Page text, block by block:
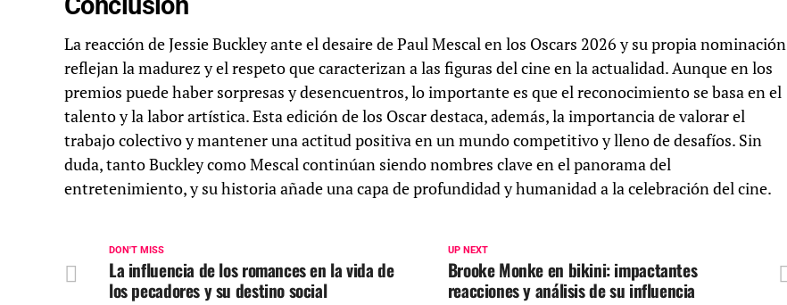
La reacción de Jessie Buckley ante el desaire de Paul Mescal en los Oscars 2026 y su propia nominación
reflejan la madurez y el respeto que caracterizan a las figuras del cine en la actualidad. Aunque en los
premios puede haber sorpresas y desencuentros, lo importante es que el reconocimiento se basa en el
talento y la labor artística. Esta edición de los Oscar destaca, además, la importancia de valorar el
trabajo colectivo y mantener una actitud positiva en un mundo competitivo y lleno de desafíos. Sin
duda, tanto Buckley como Mescal continúan siendo nombres clave en el panorama del
entretenimiento, y su historia añade una capa de profundidad y humanidad a la celebración del cine.
UP NEXT
Brooke Monke en bikini: impactantes
reacciones y análisis de su influencia
DON'T MISS
La influencia de los romances en la vida de
los pecadores y su destino social